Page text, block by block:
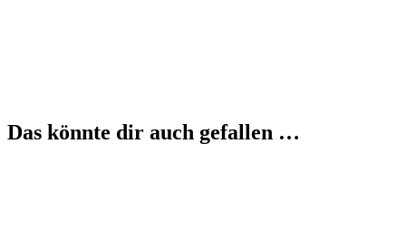
Das könnte dir auch gefallen …